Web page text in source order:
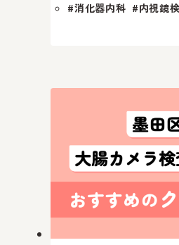
#消化器内科 #内視鏡